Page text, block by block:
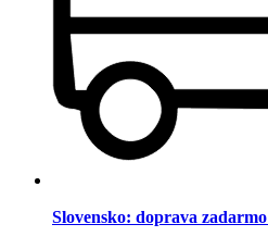
Slovensko: doprava zadarmo